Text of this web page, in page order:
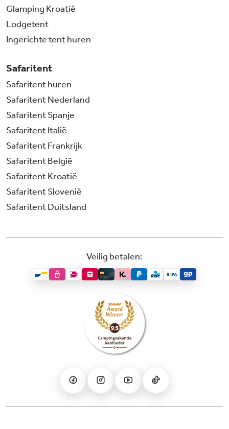
Glamping Kroatië
Lodgetent
Ingerichte tent huren
Safaritent
Safaritent huren
Safaritent Nederland
Safaritent Spanje
Safaritent Italië
Safaritent Frankrijk
Safaritent België
Safaritent Kroatië
Safaritent Slovenië
Safaritent Duitsland
Veilig betalen: